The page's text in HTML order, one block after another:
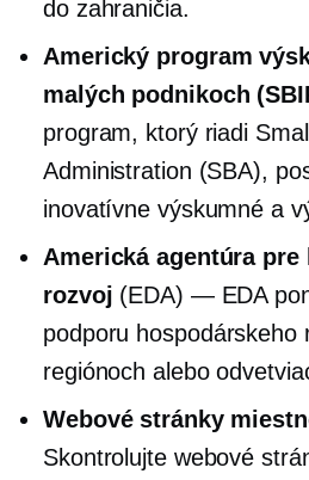
do zahraničia.
Americký program
malých podnikoch
program, ktorý riadi
Administration (SBA),
inovatívne výskumné a
Americká agentúra pre
rozvoj (EDA) — EDA
podporu hospodárskeho
regiónoch alebo
Webové stránky
Skontrolujte webové